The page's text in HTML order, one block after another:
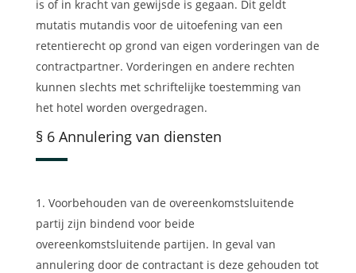
is of in kracht van gewijsde is gegaan. Dit geldt
mutatis mutandis voor de uitoefening van een
retentierecht op grond van eigen vorderingen van de
contractpartner. Vorderingen en andere rechten
kunnen slechts met schriftelijke toestemming van
het hotel worden overgedragen.
§ 6 Annulering van diensten
Voorbehouden van de overeenkomstsluitende
partij zijn bindend voor beide
overeenkomstsluitende partijen. In geval van
annulering door de contractant is deze gehouden tot